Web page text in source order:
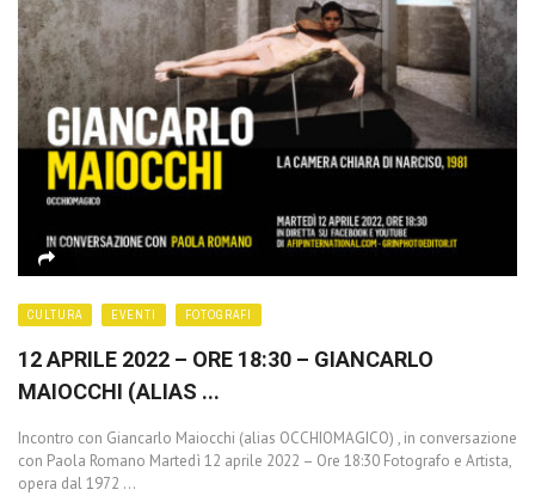
CULTURA EVENTI FOTOGRAFI
12 APRILE 2022 – ORE 18:30 – GIANCARLO
MAIOCCHI (ALIAS ...
Incontro con Giancarlo Maiocchi (alias OCCHIOMAGICO) , in conversazione
con Paola Romano Martedì 12 aprile 2022 – Ore 18:30 Fotografo e Artista,
opera dal 1972 ...